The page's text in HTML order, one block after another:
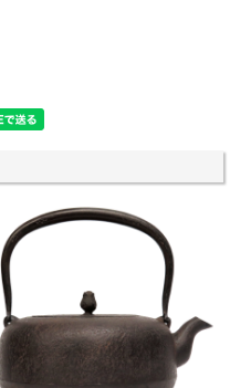
にしたデザイン
ひとつの鉄瓶に凝縮され